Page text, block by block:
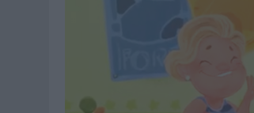
SIETE DE CADA DIEZ
LA TELEVISIÓN SIGUE
EL USO DE LA IA
06/08/2026
SYSTEM1 NOMBRA A